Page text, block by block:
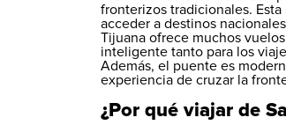
fronterizos tradicionales.
acceder a destinos
Tijuana ofrece muchos
inteligente tanto para los
Además, el puente es
experiencia de cruzar la
¿Por qué viajar de